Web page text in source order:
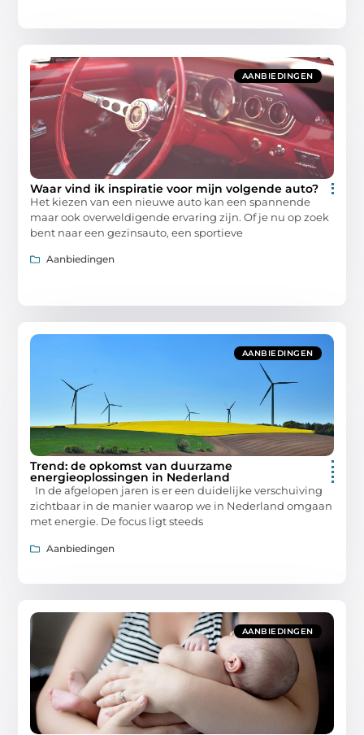
AANBIEDINGEN
Waar vind ik inspiratie voor mijn volgende auto?
Het kiezen van een nieuwe auto kan een spannende
maar ook overweldigende ervaring zijn. Of je nu op zoek
bent naar een gezinsauto, een sportieve
Aanbiedingen
AANBIEDINGEN
Trend: de opkomst van duurzame
energieoplossingen in Nederland
In de afgelopen jaren is er een duidelijke verschuiving
zichtbaar in de manier waarop we in Nederland omgaan
met energie. De focus ligt steeds
Aanbiedingen
AANBIEDINGEN